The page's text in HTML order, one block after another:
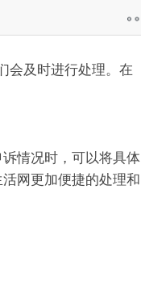
会及时进行处理。在
情况时，可以将具体
网更加便捷的处理和